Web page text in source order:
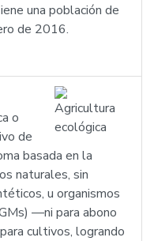
una población de
de 2016.
o
de
basada en la
naturales, sin
u organismos
—ni para abono
cultivos, logrando